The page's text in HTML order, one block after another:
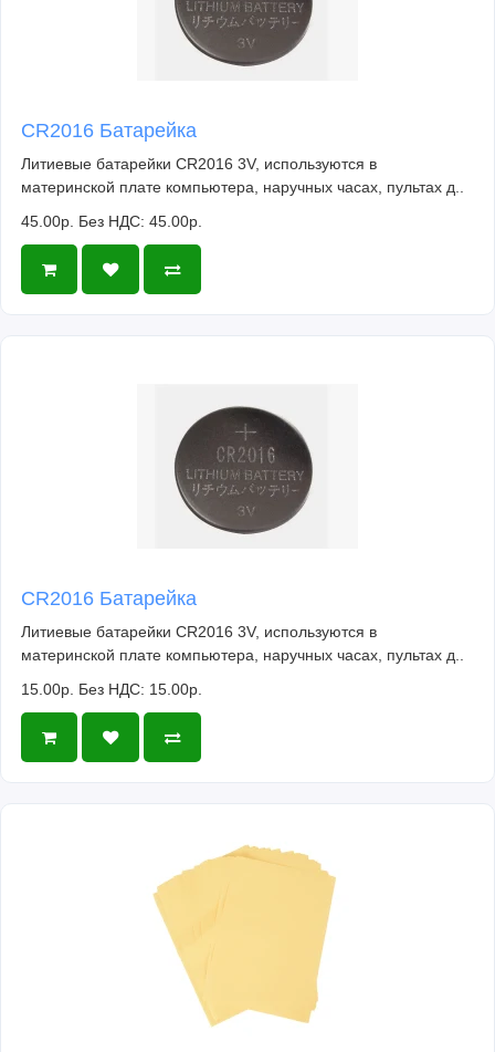
CR2016 Батарейка
Литиевые батарейки CR2016 3V, используются в
материнской плате компьютера, наручных часах, пультах д..
45.00р. Без НДС: 45.00р.
CR2016 Батарейка
Литиевые батарейки CR2016 3V, используются в
материнской плате компьютера, наручных часах, пультах д..
15.00р. Без НДС: 15.00р.